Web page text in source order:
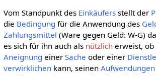
Vom Standpunkt des Einkäufersstellt der
die Bedingung für die Anwendung des
Zahlungsmittel (Ware gegen Geld: W-G)
es sich für ihn auch als nützlicherweist, ob
Aneignung einer Sache oder einer
verwirklichenkann, seinen Aufwendungen